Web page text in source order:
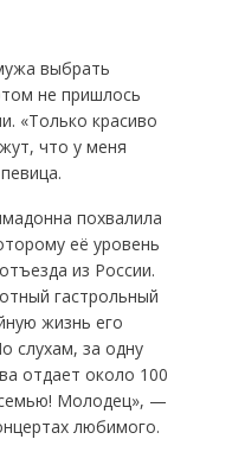
выбрать
не пришлось
«Только красиво
что у меня
похвалила
её уровень
из России.
гастрольный
жизнь его
слухам, за одну
отдает около 100
Молодец», —
любимого.